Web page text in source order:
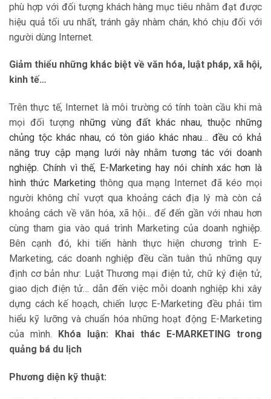
phù hợp với đối tượng khách hàng mục tiêu nhằm đạt được
hiệu quả tối ưu nhất, tránh gây nhàm chán, khó chịu đối với
người dùng Internet.
Giảm thiểu những khác biệt về văn hóa, luật pháp, xã hội,
kinh tế…
Trên thực tế, Internet là môi trường có tính toàn cầu khi mà
mọi đối tượng những vùng đất khác nhau, thuộc những
chủng tộc khác nhau, có tôn giáo khác nhau… đều có khả
năng truy cập mạng lưới này nhằm tương tác với doanh
nghiệp. Chính vì thế, E-Marketing hay nói chính xác hơn là
hình thức Marketing thông qua mạng Internet đã kéo mọi
người không chỉ vượt qua khoảng cách địa lý mà còn cả
khoảng cách về văn hóa, xã hội… để đến gần với nhau hơn
cùng tham gia vào quá trình Marketing của doanh nghiệp.
Bên cạnh đó, khi tiến hành thực hiện chương trình E-
Marketing, các doanh nghiệp đều cần tuân thủ những quy
định cơ bản như: Luật Thương mại điện tử, chữ ký điện tử,
giao dịch điện tử… dẫn đến việc mỗi doanh nghiệp khi xây
dựng cách kế hoạch, chiến lược E-Marketing đều phải tìm
hiểu kỹ lưỡng và chuẩn hóa những hoạt động E-Marketing
của mình.
Khóa luận: Khai thác E-MARKETING trong
quảng bá du lịch
Phương diện kỹ thuật: